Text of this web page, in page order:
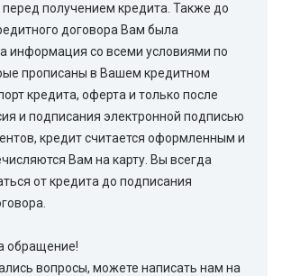
получением кредита. Также до
договора Вам была
информация со всеми условиями по
прописаны в Вашем кредитном
кредита, оферта и только после
и подписания электронной подписью
кредит считается оформленным и
Вам на карту. Вы всегда
от кредита до подписания
обращение!
вопросы, можете написать нам на